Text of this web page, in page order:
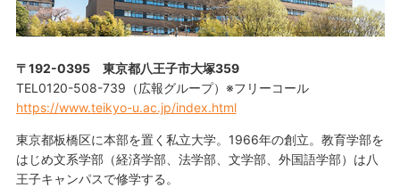
〒192-0395 東京都八王子市大塚359
TEL0120-508-739（広報グループ）※フリーコール
https://www.teikyo-u.ac.jp/index.html
東京都板橋区に本部を置く私立大学。1966年の創立。教育学部を
はじめ文系学部（経済学部、法学部、文学部、外国語学部）は八
王子キャンパスで修学する。